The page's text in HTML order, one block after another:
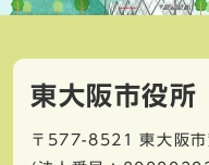
東大阪市役所
〒577-8521
東大阪